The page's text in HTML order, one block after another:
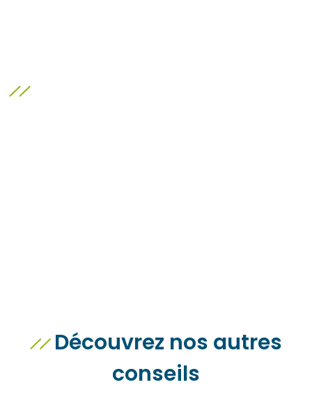
Découvrez nos autres
conseils